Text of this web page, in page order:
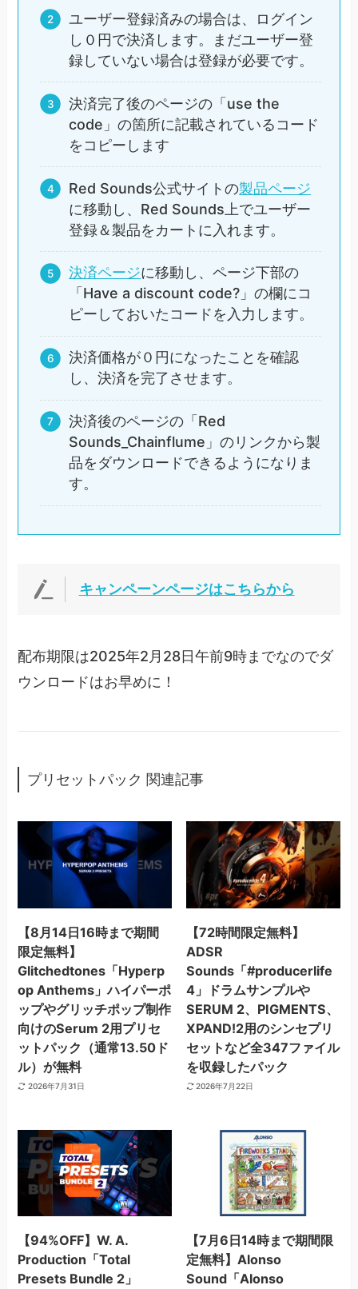
ユーザー登録済みの場合は、ログイン
し０円で決済します。まだユーザー登
録していない場合は登録が必要です。
決済完了後のページの「use the
code」の箇所に記載されているコード
をコピーします
Red Sounds公式サイトの製品ページ
に移動し、Red Sounds上でユーザー
登録＆製品をカートに入れます。
決済ページに移動し、ページ下部の
「Have a discount code?」の欄にコ
ピーしておいたコードを入力します。
決済価格が０円になったことを確認
し、決済を完了させます。
決済後のページの「Red
Sounds_Chainflume」のリンクから製
品をダウンロードできるようになりま
す。
キャンペーンページはこちらから
配布期限は2025年2月28日午前9時までなのでダ
ウンロードはお早めに！
プリセットパック 関連記事
【8月14日16時まで期間
限定無料】
Glitchedtones「Hyperp
op Anthems」ハイパーポ
ップやグリッチポップ制作
向けのSerum 2用プリセ
ットパック（通常13.50ド
ル）が無料
2026年7月31日
【72時間限定無料】
ADSR
Sounds「#producerlife
4」ドラムサンプルや
SERUM 2、PIGMENTS、
XPAND!2用のシンセプリ
セットなど全347ファイル
を収録したパック
2026年7月22日
【94%OFF】W. A.
Production「Total
Presets Bundle 2」
【7月6日14時まで期間限
定無料】Alonso
Sound「Alonso